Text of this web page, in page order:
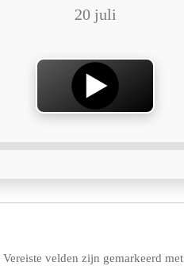
20 juli
Vereiste velden zijn gemarkeerd met